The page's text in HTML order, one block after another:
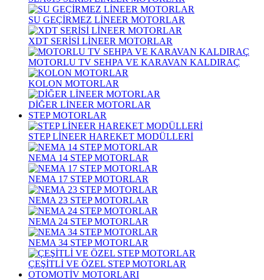
SU GEÇİRMEZ LİNEER MOTORLAR
XDT SERİSİ LİNEER MOTORLAR
MOTORLU TV SEHPA VE KARAVAN KALDIRAÇ
KOLON MOTORLAR
DİĞER LİNEER MOTORLAR
STEP MOTORLAR
STEP LİNEER HAREKET MODÜLLERİ
NEMA 14 STEP MOTORLAR
NEMA 17 STEP MOTORLAR
NEMA 23 STEP MOTORLAR
NEMA 24 STEP MOTORLAR
NEMA 34 STEP MOTORLAR
ÇEŞİTLİ VE ÖZEL STEP MOTORLAR
OTOMOTİV MOTORLARI